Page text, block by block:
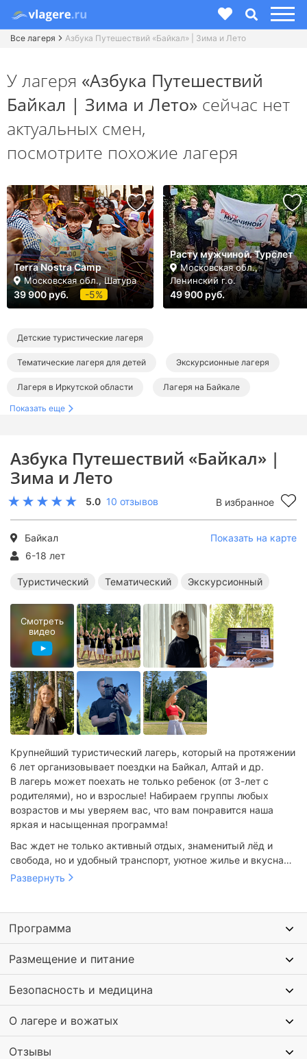
Все лагеря Азбука Путешествий «Байкал» | Зима и Лето
Азбука Путешествий «Байкал» |
Зима и Лето
5.0 10 отзывов В избранное
Байкал
Показать на карте
6-18 лет
Туристический Тематический Экскурсионный
Крупнейший туристический лагерь, который на протяжении
6 лет организовывает поездки на Байкал, Алтай и др.
В лагерь может поехать не только ребенок (от 3-лет с
родителями), но и взрослые! Набираем группы любых
возрастов и мы уверяем вас, что вам понравится наша
яркая и насыщенная программа!
Вас ждет не только активный отдых, знаменитый лёд и
свобода, но и удобный транспорт, уютное жилье и вкусная
еда.
Мы промчимся через весь Байкал по льду на судне с
увидим недоступные летом гроты и сосульки!
рассмотрим знаменитые байкальские пузырьки
Полное погружение в местную атмосферу в классной
Фото / Видео съёмка профессионального фотографа и
Проверенный топовый интересный маршрут. Хочется
,чтобы ребята не только развивались спортивно !А еще
жизнь!
Развернуть
Смотреть
видео
Программа
Размещение и питание
Безопасность и медицина
О лагере и вожатых
Отзывы
У лагеря «Азбука Путешествий
Байкал | Зима и Лето» сейчас нет
актуальных смен,
посмотрите похожие лагеря
Terra Nostra Camp
Московская обл., Шатура
39 900 руб. -5%
Расту мужчиной. Турслет
Московская обл.,
Ленинский г.о.
49 900 руб.
Детские туристические лагеря
Тематические лагеря для детей Экскурсионные лагеря
Лагеря в Иркутской области Лагеря на Байкале
Показать еще